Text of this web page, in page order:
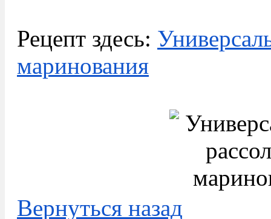
Рецепт здесь:
маринования
Вернуться назад